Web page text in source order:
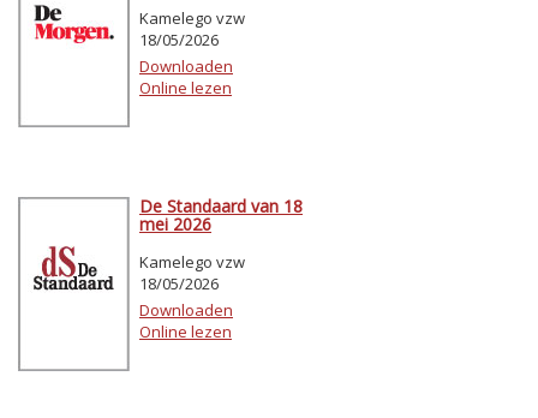
Kamelego vzw
18/05/2026
Downloaden
Online lezen
De Standaard van 18
mei 2026
Kamelego vzw
18/05/2026
Downloaden
Online lezen